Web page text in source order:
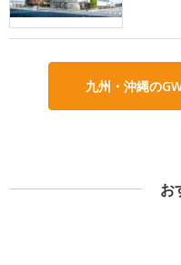
九州・沖縄の
お